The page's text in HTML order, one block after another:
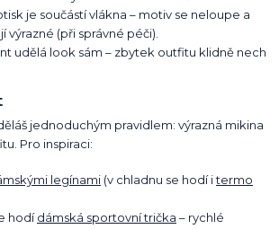
je součástí vlákna – motiv se neloupe a
výrazné (při správné péči).
udělá look sám – zbytek outfitu klidně nech
jednoduchým pravidlem: výrazná mikina
Pro inspiraci:
legínami (v chladnu se hodí itermo
hodídámská sportovní trička – rychlé